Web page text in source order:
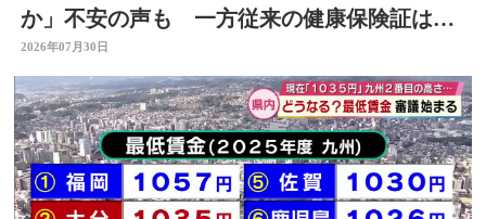
か」不安の声も 一方従来の健康保険証は使
用不可に
2026年07月30日